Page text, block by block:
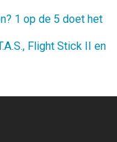
1 op de 5 doet het
Flight Stick II en